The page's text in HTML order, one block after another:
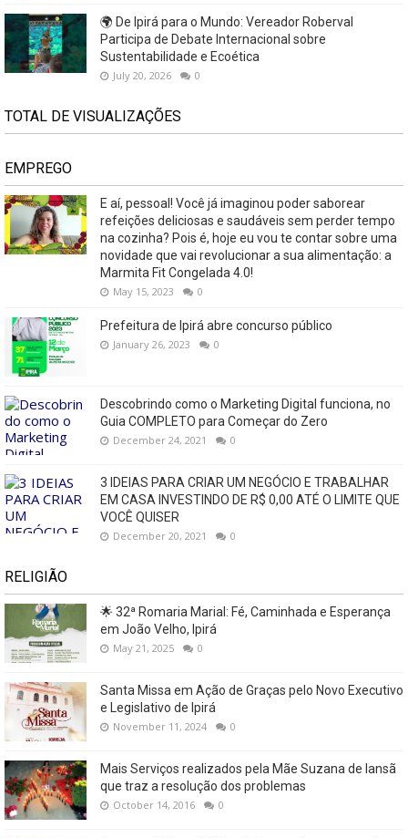
🌍 De Ipirá para o Mundo: Vereador Roberval
Participa de Debate Internacional sobre
Sustentabilidade e Ecoética
July 20, 2026 0
TOTAL DE VISUALIZAÇÕES
EMPREGO
E aí, pessoal! Você já imaginou poder saborear
refeições deliciosas e saudáveis ​​sem perder tempo
na cozinha? Pois é, hoje eu vou te contar sobre uma
novidade que vai revolucionar a sua alimentação: a
Marmita Fit Congelada 4.0!
May 15, 2023 0
Prefeitura de Ipirá abre concurso público
January 26, 2023 0
Descobrindo como o Marketing Digital funciona, no
Guia COMPLETO para Começar do Zero
December 24, 2021 0
3 IDEIAS PARA CRIAR UM NEGÓCIO E TRABALHAR
EM CASA INVESTINDO DE R$ 0,00 ATÉ O LIMITE QUE
VOCÊ QUISER
December 20, 2021 0
RELIGIÃO
🌟 32ª Romaria Marial: Fé, Caminhada e Esperança
em João Velho, Ipirá
May 21, 2025 0
Santa Missa em Ação de Graças pelo Novo Executivo
e Legislativo de Ipirá
November 11, 2024 0
Mais Serviços realizados pela Mãe Suzana de Iansã
que traz a resolução dos problemas
October 14, 2016 0